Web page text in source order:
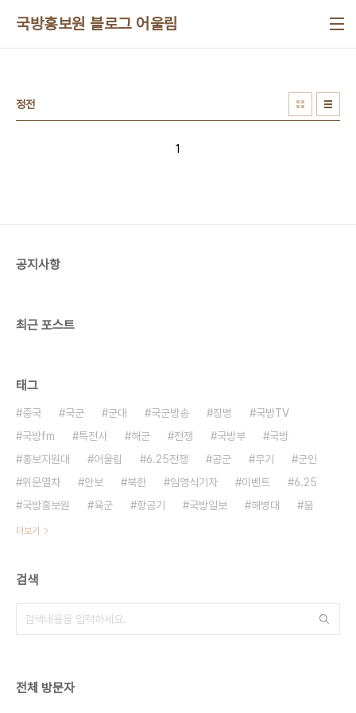
국방홍보원 블로그 어울림
정전
1
공지사항
최근 포스트
태그
중국 국군 군대 국군방송 장병
국방TV
국방fm
특전사 해군 전쟁 국방부
국방
홍보지원대
어울림 6.25전쟁 공군 무기
군인
위문열차
안보 북한 임영식기자 이벤트
6.25
국방홍보원
육군 항공기 국방일보 해병대 붐
더보기
검색
전체 방문자